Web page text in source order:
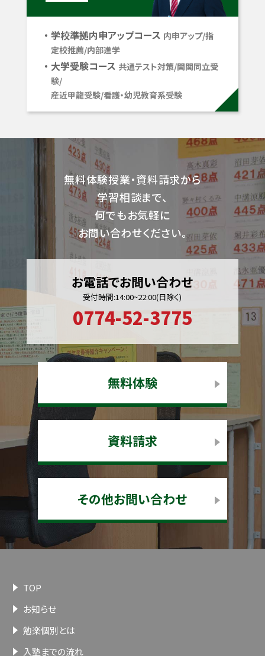
学校準拠内申アップコース 内申アップ/指
定校推薦/内部進学
大学受験コース 共通テスト対策/関関同立受
験/
産近甲龍受験/看護・幼児教育系受験
無料体験授業・資料請求から
学習相談まで、
何でもお気軽に
お問い合わせください。
お電話でお問い合わせ
受付時間:14:00~22:00(日除く)
0774-52-3775
無料体験
資料請求
その他お問い合わせ
TOP
お知らせ
勉楽個別とは
入塾までの流れ